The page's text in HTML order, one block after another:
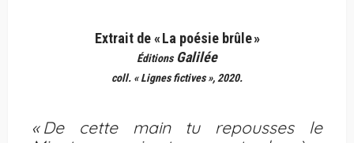
Extrait de « La poésie brûle »
ÉditionsGalilée
coll. « Lignes fictives », 2020.
« De cette main tu repousses le